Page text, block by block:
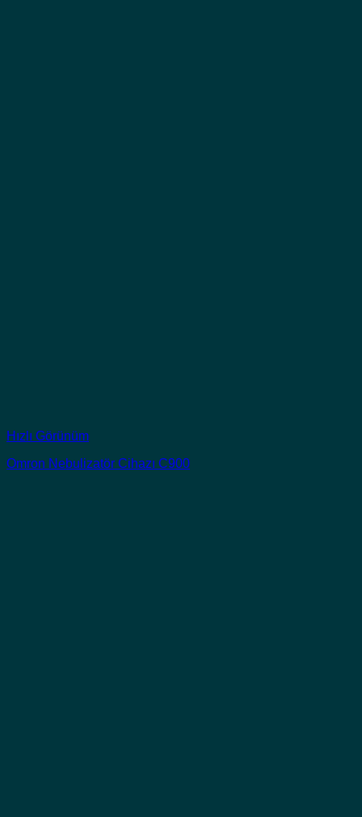
Hızlı Görünüm
Omron Nebulizatör Cihazı C900